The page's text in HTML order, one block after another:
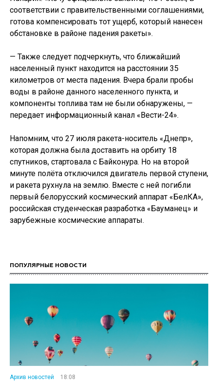
соответствии с правительственными соглашениями,
готова компенсировать тот ущерб, который нанесен
обстановке в районе падения ракеты».
— Также следует подчеркнуть, что ближайший
населенный пункт находится на расстоянии 35
километров от места падения. Вчера брали пробы
воды в районе данного населенного пункта, и
компоненты топлива там не были обнаружены, —
передает информационный канал «Вести-24».
Напомним, что 27 июля ракета-носитель «Днепр»,
которая должна была доставить на орбиту 18
спутников, стартовала с Байконура. Но на второй
минуте полёта отключился двигатель первой ступени,
и ракета рухнула на землю. Вместе с ней погибли
первый белорусский космический аппарат «БелКА»,
российская студенческая разработка «Бауманец» и
зарубежные космические аппараты.
ПОПУЛЯРНЫЕ НОВОСТИ
Архив новостей
18:08